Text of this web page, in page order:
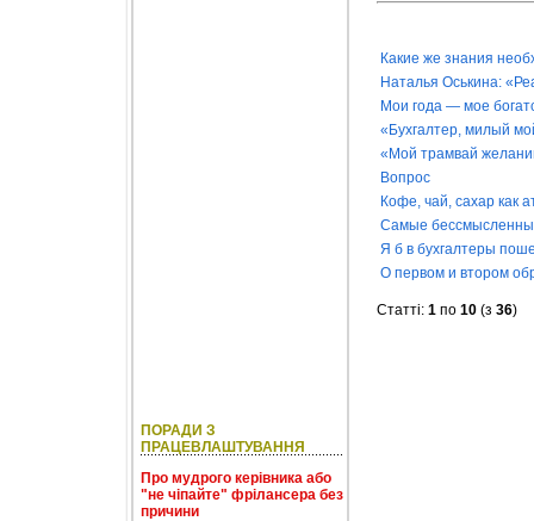
ПОРАДИ З
ПРАЦЕВЛАШТУВАННЯ
Про мудрого керівника або
"не чіпайте" фрілансера без
причини
Какие же знания
Наталья Оськина:
Мои года — мое
«Бухгалтер, милый
«Мой трамвай
Вопрос
Кофе, чай, сахар как
Самые
Я б в бухгалтеры
О первом и втором
Статті: 1по 10(з 36)